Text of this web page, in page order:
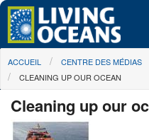
Skip to main content
À propos de nous
Centre des Médias
You are here
ACCUEIL CENTRE DES MÉDIAS
CLEANING UP OUR OCEAN
Cleaning up our